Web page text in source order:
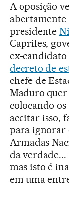
A oposição
abertamente
presidente
Capriles,
ex-candidato
decreto de
chefe de
Maduro quer
colocando
aceitar isso,
para ignorar
Armadas
da
mas isto é
em uma